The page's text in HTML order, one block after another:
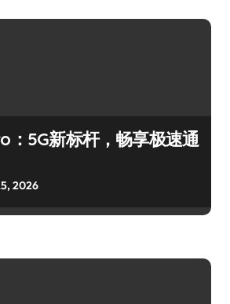
：5G新标杆，畅享极速通
2026